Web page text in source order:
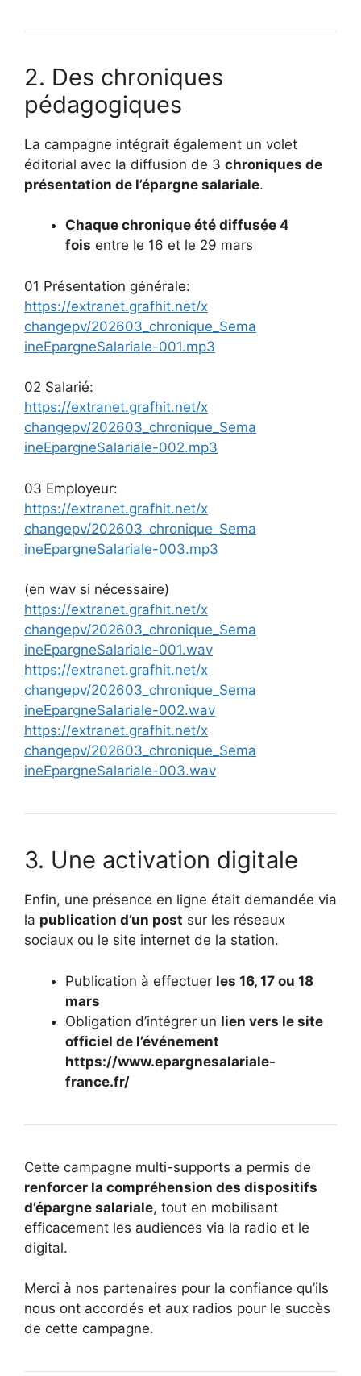
2. Des chroniques
pédagogiques
La campagne intégrait également un volet
éditorial avec la diffusion de 3 chroniques de
présentation de l’épargne salariale.
Chaque chronique été diffusée 4
fois entre le 16 et le 29 mars
01 Présentation générale:
https://extranet.grafhit.net/x
changepv/202603_chronique_Sema
ineEpargneSalariale-001.mp3
02 Salarié:
https://extranet.grafhit.net/x
changepv/202603_chronique_Sema
ineEpargneSalariale-002.mp3
03 Employeur:
https://extranet.grafhit.net/x
changepv/202603_chronique_Sema
ineEpargneSalariale-003.mp3
(en wav si nécessaire)
https://extranet.grafhit.net/x
changepv/202603_chronique_Sema
ineEpargneSalariale-001.wav
https://extranet.grafhit.net/x
changepv/202603_chronique_Sema
ineEpargneSalariale-002.wav
https://extranet.grafhit.net/x
changepv/202603_chronique_Sema
ineEpargneSalariale-003.wav
3. Une activation digitale
Enfin, une présence en ligne était demandée via
la publication d’un post sur les réseaux
sociaux ou le site internet de la station.
Publication à effectuer les 16, 17 ou 18
mars
Obligation d’intégrer un lien vers le site
officiel de l’événement
https://www.epargnesalariale-
france.fr/
Cette campagne multi-supports a permis de
renforcer la compréhension des dispositifs
d’épargne salariale, tout en mobilisant
efficacement les audiences via la radio et le
digital.
Merci à nos partenaires pour la confiance qu’ils
nous ont accordés et aux radios pour le succès
de cette campagne.